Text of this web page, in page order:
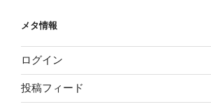
メタ情報
ログイン
投稿フィード